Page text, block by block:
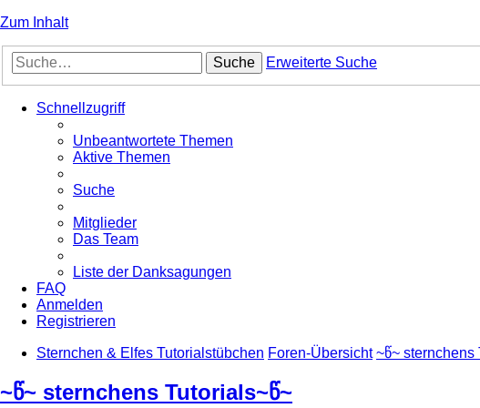
Zum Inhalt
Suche Erweiterte Suche
Schnellzugriff
Unbeantwortete Themen
Aktive Themen
Suche
Mitglieder
Das Team
Liste der Danksagungen
FAQ
Anmelden
Registrieren
Sternchen & Elfes Tutorialstübchen Foren-Übersicht ~წ~ sternchens
~წ~ sternchens Tutorials~წ~